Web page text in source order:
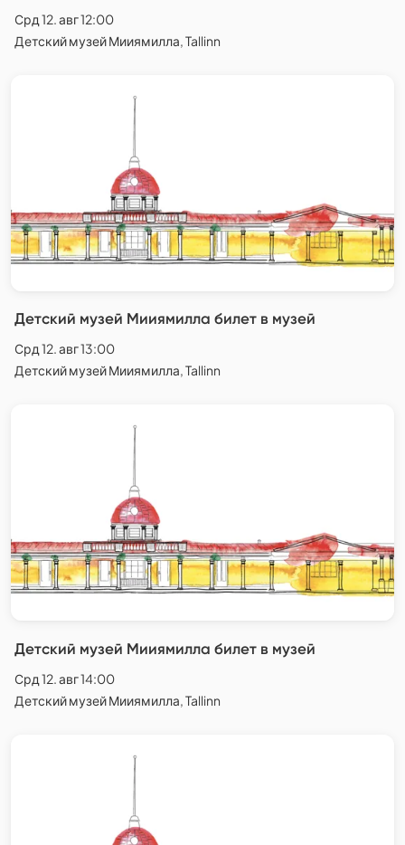
Срд 12. авг 12:00
Детский музей Мииямилла, Tallinn
Детский музей Мииямилла билет в музей
Срд 12. авг 13:00
Детский музей Мииямилла, Tallinn
Детский музей Мииямилла билет в музей
Срд 12. авг 14:00
Детский музей Мииямилла, Tallinn